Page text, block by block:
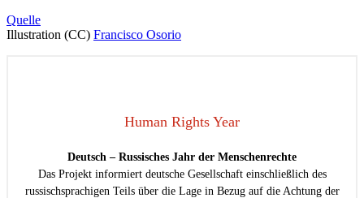
Quelle
Illustration (CC) Francisco Osorio
Human Rights Year
Deutsch – Russisches Jahr der Menschenrechte
Das Projekt informiert deutsche Gesellschaft einschließlich des
russischsprachigen Teils über die Lage in Bezug auf die Achtung der